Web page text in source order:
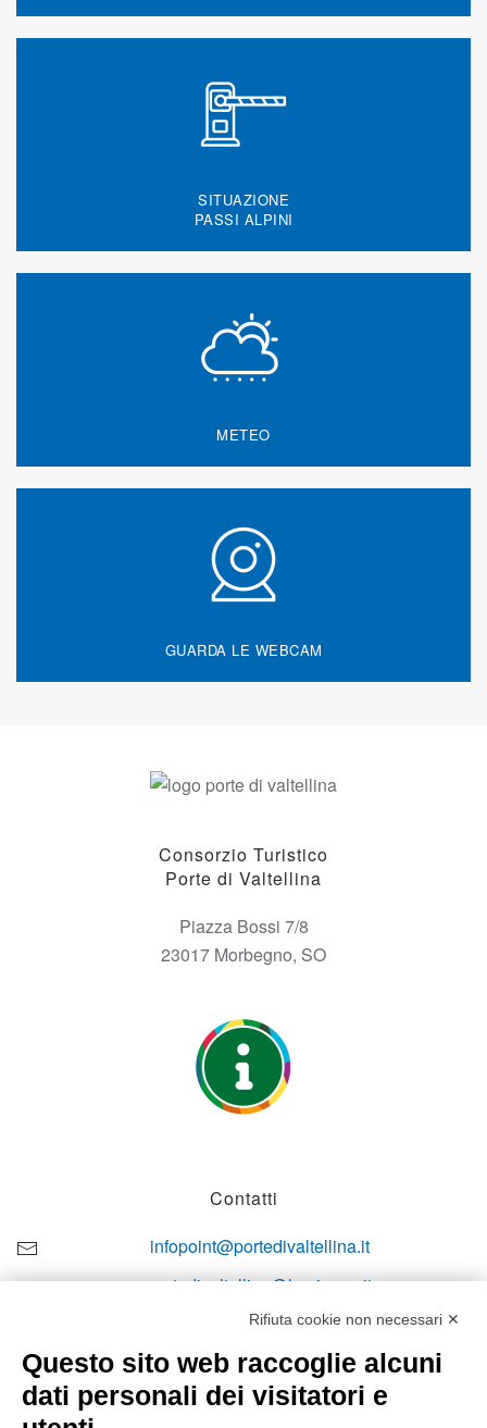
SITUAZIONE
PASSI ALPINI
METEO
GUARDA LE WEBCAM
Consorzio Turistico
Porte di Valtellina
Piazza Bossi 7/8
23017 Morbegno, SO
Contatti
infopoint@portedivaltellina.it
portedivaltellina@lamiapec.it
+39 0342 601140
Rifiuta cookie non necessari ✕
Questo sito web raccoglie alcuni
dati personali dei visitatori e